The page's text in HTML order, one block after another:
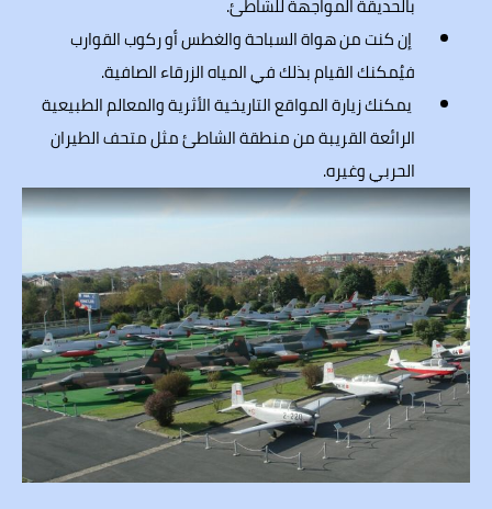
بالحديقة المواجهة للشاطئ.
إن كنت من هواة السباحة والغطس أو ركوب القوارب
فيُمكنك القيام بذلك في المياه الزرقاء الصافية.
يمكنك زيارة المواقع التاريخية الأثرية والمعالم الطبيعية
الرائعة القريبة من منطقة الشاطئ مثل متحف الطيران
الحربي وغيره.